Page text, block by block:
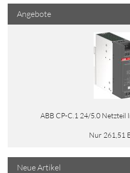
Angebote
ABB CP-C.1 24/5.0 Netzteil
Nur 261,51
Neue Artikel